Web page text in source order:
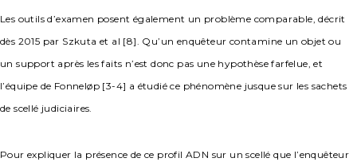
Les outils d’examen posent également un problème comparable, décrit
dès 2015 par Szkuta et al [8]. Qu’un enquêteur contamine un objet ou
un support après les faits n’est donc pas une hypothèse farfelue, et
l’équipe de Fonneløp [3-4] a étudié ce phénomène jusque sur les sachets
de scellé judiciaires.
Pour expliquer la présence de ce profil ADN sur un scellé que l’enquêteur